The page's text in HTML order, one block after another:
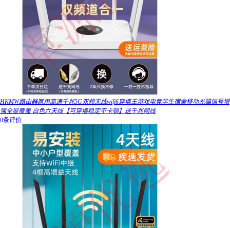
HKMW路由器家用高速千兆5G双频无线wifi6穿墙王游戏电竞学生宿舍移动光猫信号增
强全屋覆盖 白色六天线【可穿墙稳定不卡顿】送千兆网线
0条评价